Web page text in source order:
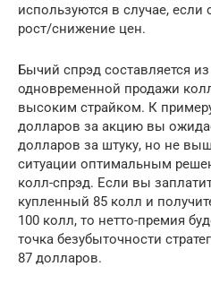
используются в случае,
рост/снижение цен.
Бычий спрэд составляется
одновременной продажи
высоким страйком. К
долларов за акцию вы
долларов за штуку, но не
ситуации оптимальным
колл-спрэд. Если вы
купленный 85 колл и
100 колл, то нетто-премия
точка безубыточности
87 долларов.